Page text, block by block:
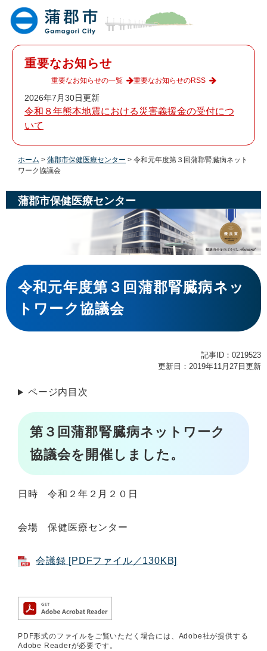
重要なお知らせ
2026年7月30日更新
令和８年熊本地震における災害義援金の受付につ
いて
重要なお知らせの一覧 重要なお知らせのRSS
ホーム > 蒲郡市保健医療センター > 令和元年度第３回蒲郡腎臓病ネット
ワーク協議会
蒲郡市保健医療センター
本
文
令和元年度第３回蒲郡腎臓病ネッ
トワーク協議会
記事ID：0219523
更新日：2019年11月27日更新
ページ内目次
第３回蒲郡腎臓病ネットワーク
協議会を開催しました。
日時 令和２年２月２０日
会場 保健医療センター
会議録 [PDFファイル／130KB]
PDF形式のファイルをご覧いただく場合には、Adobe社が提供する
Adobe Readerが必要です。